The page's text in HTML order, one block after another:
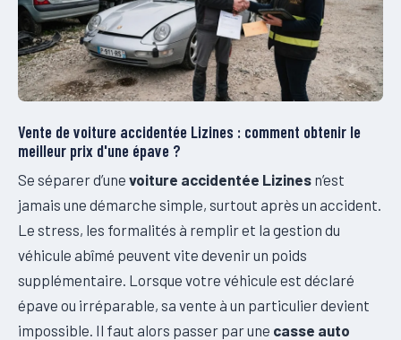
Vente de voiture accidentée Lizines : comment obtenir le
meilleur prix d'une épave ?
Se séparer d’une voiture accidentée Lizines n’est
jamais une démarche simple, surtout après un accident.
Le stress, les formalités à remplir et la gestion du
véhicule abîmé peuvent vite devenir un poids
supplémentaire. Lorsque votre véhicule est déclaré
épave ou irréparable, sa vente à un particulier devient
impossible. Il faut alors passer par une casse auto